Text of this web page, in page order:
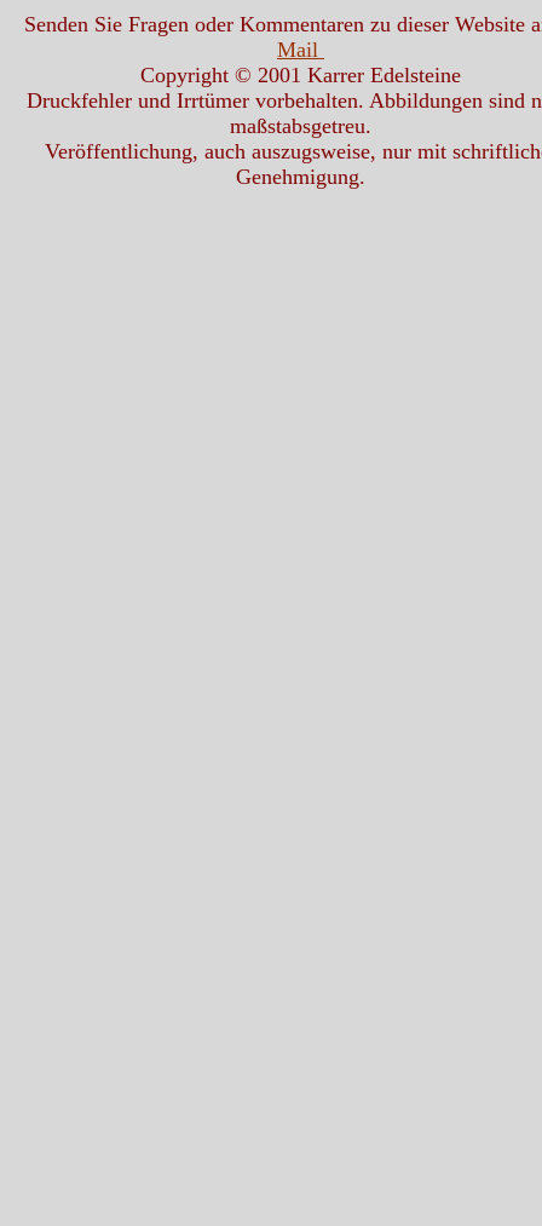
Senden Sie Fragen oder Kommentaren zu dieser Website
Mail
Copyright © 2001 Karrer Edelsteine
Druckfehler und Irrtümer vorbehalten. Abbildungen sind
maßstabsgetreu.
Veröffentlichung, auch auszugsweise, nur mit
Genehmigung.